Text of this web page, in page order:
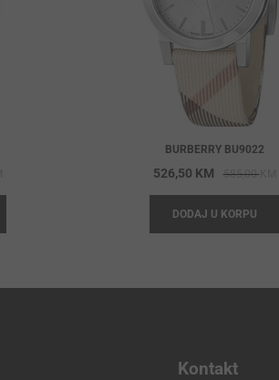
price
691,00 KM.
price
621,90 KM.
BURBERRY BU9022
585,00KM
526,50 KM
DODAJ U KORPU
Kontakt